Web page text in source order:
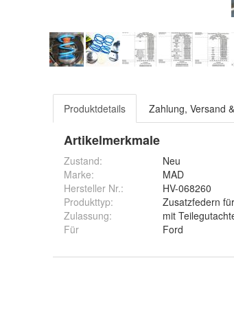
Produktdetails Zahlung, Versand
Artikelmerkmale
Zustand:
Neu
Marke:
MAD
Hersteller Nr.:
HV-068260
Produkttyp:
Zusatzfedern
Zulassung:
mit
Für
Ford